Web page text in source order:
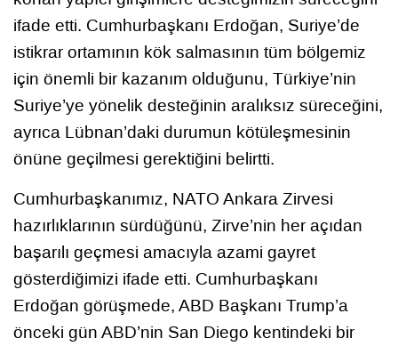
ifade etti. Cumhurbaşkanı Erdoğan, Suriye’de
istikrar ortamının kök salmasının tüm bölgemiz
için önemli bir kazanım olduğunu, Türkiye’nin
Suriye’ye yönelik desteğinin aralıksız süreceğini,
ayrıca Lübnan’daki durumun kötüleşmesinin
önüne geçilmesi gerektiğini belirtti.
Cumhurbaşkanımız, NATO Ankara Zirvesi
hazırlıklarının sürdüğünü, Zirve’nin her açıdan
başarılı geçmesi amacıyla azami gayret
gösterdiğimizi ifade etti. Cumhurbaşkanı
Erdoğan görüşmede, ABD Başkanı Trump’a
önceki gün ABD’nin San Diego kentindeki bir